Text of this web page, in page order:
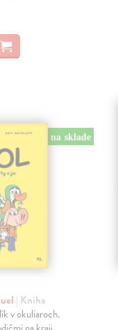
na sklade
| Kniha
v okuliaroch.